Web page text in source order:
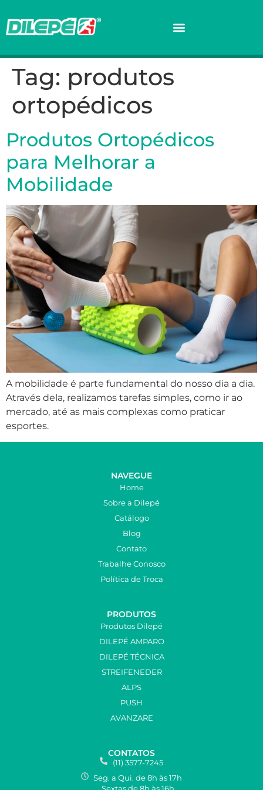
Tag: produtos
ortopédicos
Produtos Ortopédicos
para Melhorar a
Mobilidade
A mobilidade é parte fundamental do nosso dia a dia.
Através dela, realizamos tarefas simples, como ir ao
mercado, até as mais complexas como praticar
esportes.
NAVEGUE
Home
Sobre a Dilepé
Catálogo
Blog
Contato
Trabalhe Conosco
Política de Troca
PRODUTOS
Produtos Dilepé
DILEPÉ AMPARO
DILEPÉ TÉCNICA
STREIFENEDER
ALPS
PUSH
AVANZARE
CONTATOS
(11) 3577-7245
Seg. a Qui. de 8h às 17h
Sextas de 8h às 16h